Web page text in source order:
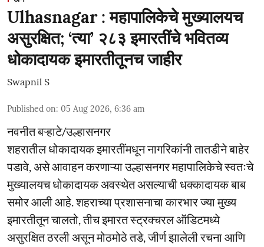
Ulhasnagar : महापालिकेचे मुख्यालयच
असुरक्षित; ‘त्या’ २८३ इमारतींचे भवितव्य
धोकादायक इमारतीतूनच जाहीर
Swapnil S
Published on: 05 Aug 2026, 6:36 am
नवनीत बऱ्हाटे/उल्हासनगर
शहरातील धोकादायक इमारतींमधून नागरिकांनी तातडीने बाहेर
पडावे, असे आवाहन करणाऱ्या उल्हासनगर महापालिकेचे स्वतःचे
मुख्यालयच धोकादायक अवस्थेत असल्याची धक्कादायक बाब
समोर आली आहे. शहराच्या प्रशासनाचा कारभार ज्या मुख्य
इमारतीतून चालतो, तीच इमारत स्ट्रक्चरल ऑडिटमध्ये
असुरक्षित ठरली असून मोठमोठे तडे, जीर्ण झालेली रचना आणि